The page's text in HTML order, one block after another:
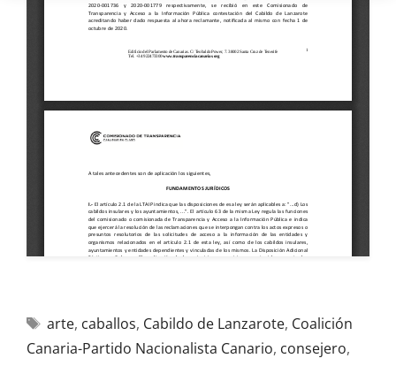
arte, caballos, Cabildo de Lanzarote, Coalición
Canaria-Partido Nacionalista Canario, consejero,